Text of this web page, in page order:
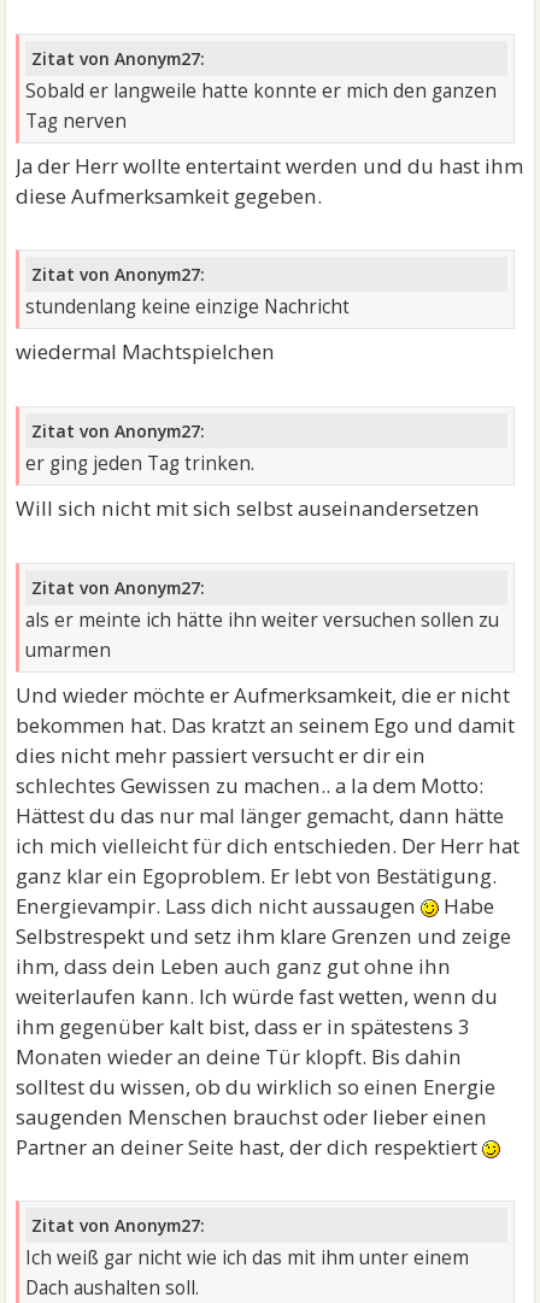
Zitat von Anonym27:
Sobald er langweile hatte konnte er mich den ganzen
Tag nerven
Ja der Herr wollte entertaint werden und du hast ihm
diese Aufmerksamkeit gegeben.
Zitat von Anonym27:
stundenlang keine einzige Nachricht
wiedermal Machtspielchen
Zitat von Anonym27:
er ging jeden Tag trinken.
Will sich nicht mit sich selbst auseinandersetzen
Zitat von Anonym27:
als er meinte ich hätte ihn weiter versuchen sollen zu
umarmen
Und wieder möchte er Aufmerksamkeit, die er nicht
bekommen hat. Das kratzt an seinem Ego und damit
dies nicht mehr passiert versucht er dir ein
schlechtes Gewissen zu machen.. a la dem Motto:
Hättest du das nur mal länger gemacht, dann hätte
ich mich vielleicht für dich entschieden. Der Herr hat
ganz klar ein Egoproblem. Er lebt von Bestätigung.
Energievampir. Lass dich nicht aussaugen
Habe
Selbstrespekt und setz ihm klare Grenzen und zeige
ihm, dass dein Leben auch ganz gut ohne ihn
weiterlaufen kann. Ich würde fast wetten, wenn du
ihm gegenüber kalt bist, dass er in spätestens 3
Monaten wieder an deine Tür klopft. Bis dahin
solltest du wissen, ob du wirklich so einen Energie
saugenden Menschen brauchst oder lieber einen
Partner an deiner Seite hast, der dich respektiert
Zitat von Anonym27:
Ich weiß gar nicht wie ich das mit ihm unter einem
Dach aushalten soll.